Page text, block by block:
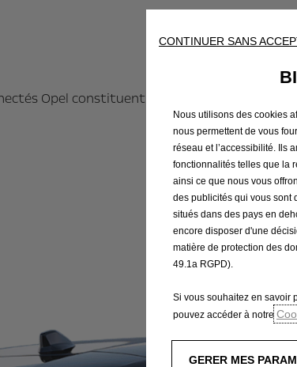
​Opel
Opel constituent un ensemble de
innovantes à
CONTINUER SANS
Nous utilisons des cookies
nous permettent de vous
réseau et l’accessibilité. Ils
fonctionnalités telles que la
ainsi ce que nous vous
des publicités qui vous sont
situés dans des pays en
encore disposer d'une
matière de protection des
49.1a RGPD).
Si vous souhaitez en savoir
pouvez accéder à notre
GERER MES